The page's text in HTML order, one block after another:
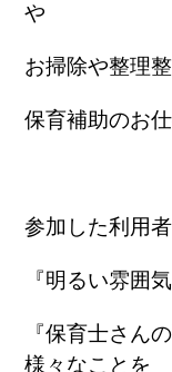
や
お掃除や整理
保育補助のお
参加した利用者
『明るい雰囲
『保育士さん
様々なことを